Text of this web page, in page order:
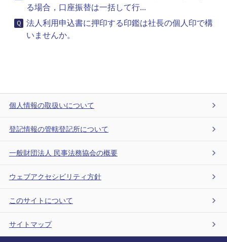
る場合，口座振替は一括して行...
法人利用申込書に押印する印鑑は社長の個人印で構
いませんか。
個人情報の取扱いについて
登記情報の管轄登記所について
一般財団法人 民事法務協会の概要
ウェブアクセシビリティ方針
このサイトについて
サイトマップ